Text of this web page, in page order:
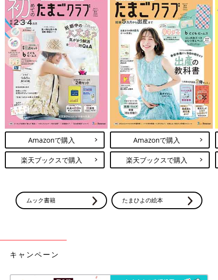
そんなわけでお下がりはなく、第３子なのに贅沢な新品ばかりの
次女ですが…、
あった！
長女や長男が小さい頃から使ってるものが！10数年前の物が！普
通に使ってた！
これを打っている今思い出したけれど、次女がいつも遊ぶときに
使っている木製のキッズテーブルセットも、ちょうど長女が次女
くらいの年齢のときに当たったものだわ！
お下がりはないと思っていたけれど、思いっきり日常に紛れてい
て気付かないだけでした(笑)
次回に続く。
・たまひよONLINEの育児マンガ一覧はこちら
[マォ]
Amazonで購入
楽天ブックスで購入
Amazonで購入
楽天ブックスで購入
ムック書籍 たまひよの絵本
キャンペーン